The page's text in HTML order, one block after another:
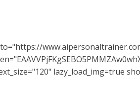
lazy_load_img=true